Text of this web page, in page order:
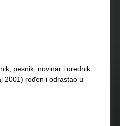
pesnik, novinar i urednik.
2001) rođen i odrastao u